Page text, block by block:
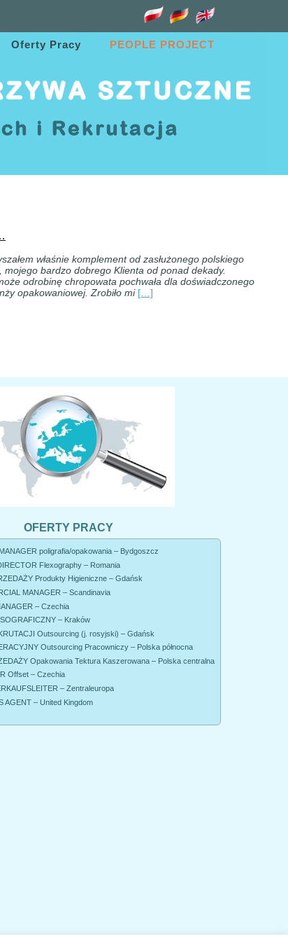
Oferty Pracy PEOPLE PROJECT
właśnie komplement od zasłużonego polskiego
bardzo dobrego Klienta od ponad dekady.
odrobinę chropowata pochwała dla doświadczonego
opakowaniowej. Zrobiło mi […]
OFERTY PRACY
poligrafia/opakowania – Bydgoszcz
Flexography – Romania
Produkty Higieniczne – Gdańsk
MANAGER – Scandinavia
– Czechia
– Kraków
Outsourcing (j. rosyjski) – Gdańsk
Outsourcing Pracowniczy – Polska północna
Opakowania Tektura Kaszerowana – Polska centralna
Offset – Czechia
– Zentraleuropa
AGENT – United Kingdom